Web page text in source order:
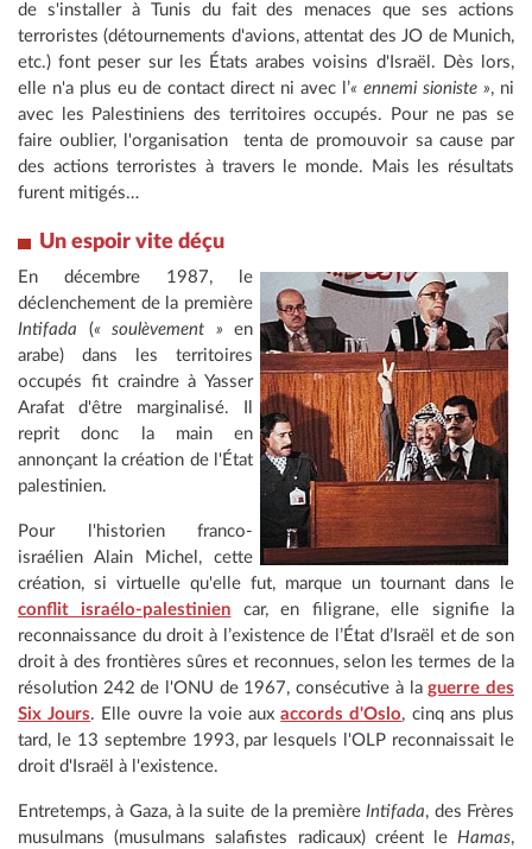
de s'installer à Tunis du fait des menaces que ses actions
terroristes (détournements d'avions, attentat des JO de Munich,
etc.) font peser sur les États arabes voisins d'Israël. Dès lors,
elle n'a plus eu de contact direct ni avec l’« ennemi sioniste », ni
avec les Palestiniens des territoires occupés. Pour ne pas se
faire oublier, l'organisation tenta de promouvoir sa cause par
des actions terroristes à travers le monde. Mais les résultats
furent mitigés…
Un espoir vite déçu
En décembre 1987, le
déclenchement de la première
Intifada (« soulèvement » en
arabe) dans les territoires
occupés fit craindre à Yasser
Arafat d'être marginalisé. Il
reprit donc la main en
annonçant la création de l'État
palestinien.
Pour l'historien franco-
israélien Alain Michel, cette
création, si virtuelle qu'elle fut, marque un tournant dans le
conflit israélo-palestinien car, en filigrane, elle signifie la
reconnaissance du droit à l’existence de l’État d’Israël et de son
droit à des frontières sûres et reconnues, selon les termes de la
résolution 242 de l'ONU de 1967, consécutive à laguerre des
Six Jours. Elle ouvre la voie auxaccords d'Oslo, cinq ans plus
tard, le 13 septembre 1993, par lesquels l'OLP reconnaissait le
droit d'Israël à l'existence.
Entretemps, à Gaza, à la suite de la premièreIntifada, des Frères
musulmans (musulmans salafistes radicaux) créent le Hamas,